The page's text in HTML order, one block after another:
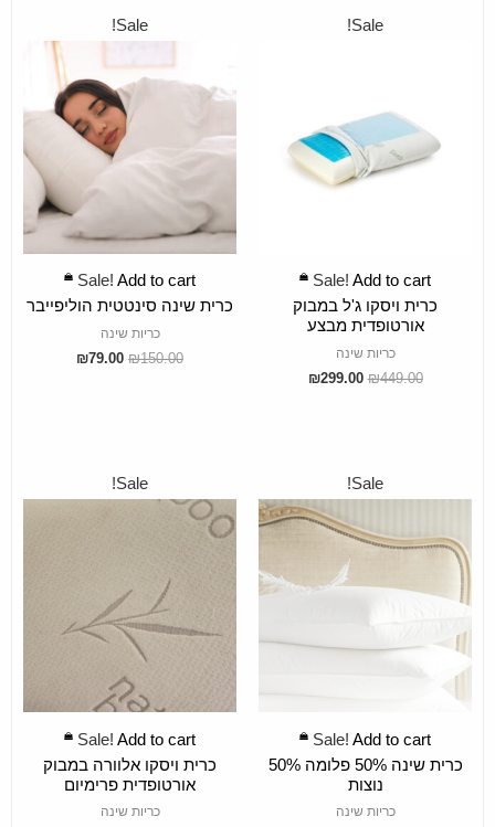
Sale!
Sale! Add to cart
כרית ויסקו ג'ל במבוק
אורטופדית מבצע
כריות שינה
₪449.00
₪299.00
Sale!
Sale! Add to cart
כרית שינה סינטטית הוליפייבר
כריות שינה
₪150.00
₪79.00
ADD TO CART
Sale!
Sale! Add to cart
כרית שינה 50% פלומה 50%
נוצות
כריות שינה
Sale!
Sale! Add to cart
כרית ויסקו אלוורה במבוק
אורטופדית פרימיום
כריות שינה
ADD TO CART